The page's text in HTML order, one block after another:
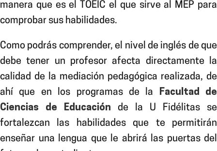
manera que es el TOEIC el que sirve al MEP para
comprobar sus habilidades.
Como podrás comprender, el nivel de inglés de que
debe tener un profesor afecta directamente la
calidad de la mediación pedagógica realizada, de
ahí que en los programas de la Facultad de
Ciencias de Educación de la U Fidélitas se
fortalezcan las habilidades que te permitirán
enseñar una lengua que le abrirá las puertas del